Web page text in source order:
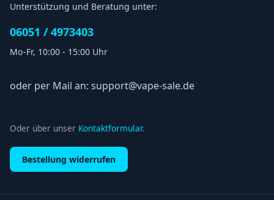
Unterstützung und Beratung unter:
06051 / 4973403
Mo-Fr, 10:00 - 15:00 Uhr
oder per Mail an: support@vape-sale.de
Oder über unser Kontaktformular.
Bestellung widerrufen